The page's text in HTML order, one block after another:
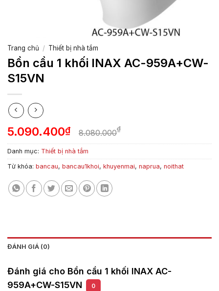
Trang chủ / Thiết bị nhà tắm
Bồn cầu 1 khối INAX AC-959A+CW-
S15VN
8.080.000₫
5.090.400₫
Danh mục: Thiết bị nhà tắm
Từ khóa: bancau, bancau1khoi, khuyenmai, naprua, noithat
ĐÁNH GIÁ (0)
Đánh giá cho Bồn cầu 1 khối INAX AC-
959A+CW-S15VN
0